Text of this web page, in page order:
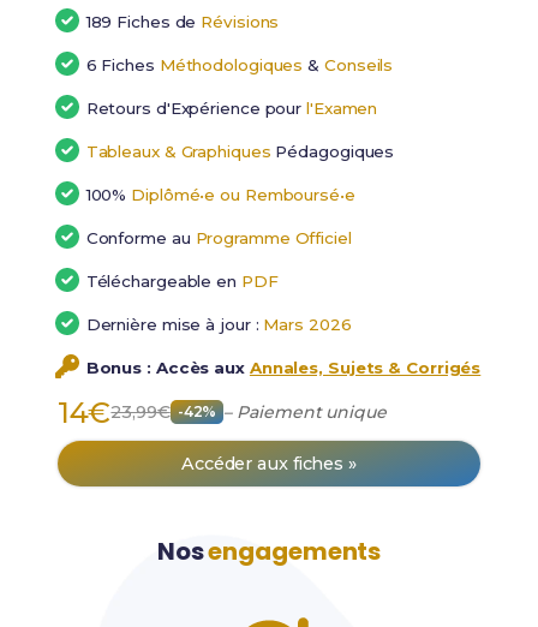
189 Fiches de Révisions
6 Fiches Méthodologiques &Conseils
Retours d'Expérience pourl'Examen
Tableaux & Graphiques Pédagogiques
100% Diplômé•e ou Remboursé•e
Conforme au Programme Officiel
Téléchargeable en PDF
Dernière mise à jour : Mars 2026
Bonus : Accès aux Annales, Sujets & Corrigés
14€23,99€ -42% – Paiement unique
Accéder aux fiches »
Nosengagements